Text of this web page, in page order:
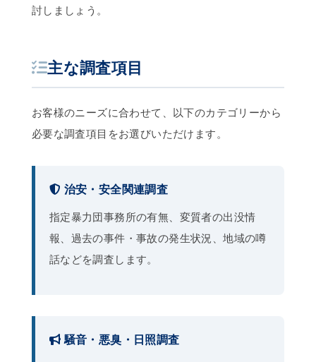
討しましょう。
主な調査項目
お客様のニーズに合わせて、以下のカテゴリーから
必要な調査項目をお選びいただけます。
治安・安全関連調査
指定暴力団事務所の有無、変質者の出没情
報、過去の事件・事故の発生状況、地域の噂
話などを調査します。
騒音・悪臭・日照調査